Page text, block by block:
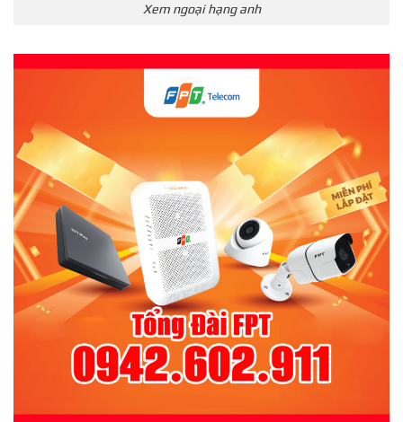
Xem ngoại hạng anh